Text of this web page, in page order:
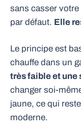
sans casser votre
par défaut. Elle
Le principe est
chauffe dans un
très faible et
changer soi-
jaune, ce qui
moderne.